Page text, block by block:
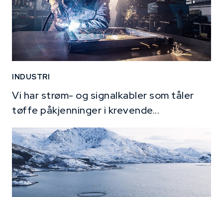
INDUSTRI
Vi har strøm- og signalkabler som tåler
tøffe påkjenninger i krevende...